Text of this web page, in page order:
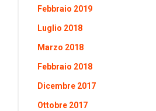
Febbraio 2019
Luglio 2018
Marzo 2018
Febbraio 2018
Dicembre 2017
Ottobre 2017